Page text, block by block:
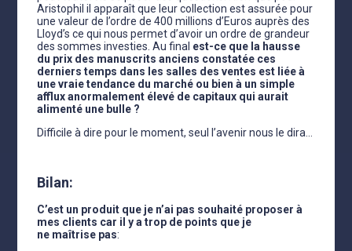
Aristophil il apparaît que leur collection est assurée pour
une valeur de l’ordre de 400 millions d’Euros auprès des
Lloyd’s ce qui nous permet d’avoir un ordre de grandeur
des sommes investies. Au final est-ce que la hausse
du prix des manuscrits anciens constatée ces
derniers temps dans les salles des ventes est liée à
une vraie tendance du marché ou bien à un simple
afflux anormalement élevé de capitaux qui aurait
alimenté une bulle ?
Difficile à dire pour le moment, seul l’avenir nous le dira…
Bilan:
C’est un produit que je n’ai pas souhaité proposer à
mes clients car il y a trop de points que je
ne maîtrise pas: